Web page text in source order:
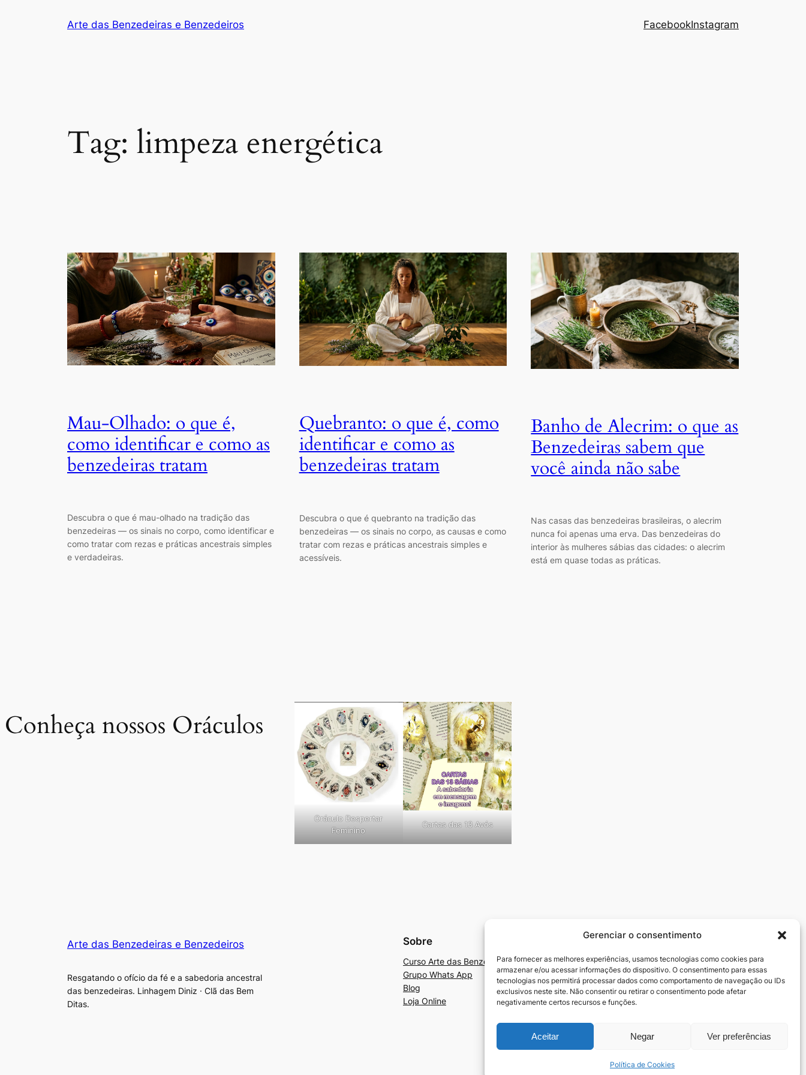
Gerenciar o consentimento
Para fornecer as melhores experiências, usamos tecnologias como cookies para
armazenar e/ou acessar informações do dispositivo. O consentimento para essas
tecnologias nos permitirá processar dados como comportamento de navegação ou IDs
exclusivos neste site. Não consentir ou retirar o consentimento pode afetar
negativamente certos recursos e funções.
Aceitar Negar Ver preferências
Política de Cookies
Arte das Benzedeiras e Benzedeiros FacebookInstagram
Tag: limpeza energética
Mau-Olhado: o que é,
como identificar e como as
benzedeiras tratam
Descubra o que é mau-olhado na tradição das
benzedeiras — os sinais no corpo, como identificar e
como tratar com rezas e práticas ancestrais simples
e verdadeiras.
Quebranto: o que é, como
identificar e como as
benzedeiras tratam
Descubra o que é quebranto na tradição das
benzedeiras — os sinais no corpo, as causas e como
tratar com rezas e práticas ancestrais simples e
acessíveis.
Banho de Alecrim: o que as
Benzedeiras sabem que
você ainda não sabe
Nas casas das benzedeiras brasileiras, o alecrim
nunca foi apenas uma erva. Das benzedeiras do
interior às mulheres sábias das cidades: o alecrim
está em quase todas as práticas.
Conheça nossos Oráculos
Oráculo Despertar
Feminino
Cartas das 13 Avós
Arte das Benzedeiras e Benzedeiros
Resgatando o ofício da fé e a sabedoria ancestral
das benzedeiras. Linhagem Diniz · Clã das Bem
Ditas.
Sobre
Curso Arte das Benzedeiras e Benzedeiros
Grupo Whats App
Blog
Loja Online
Redes sociais
Facebook
Instagram